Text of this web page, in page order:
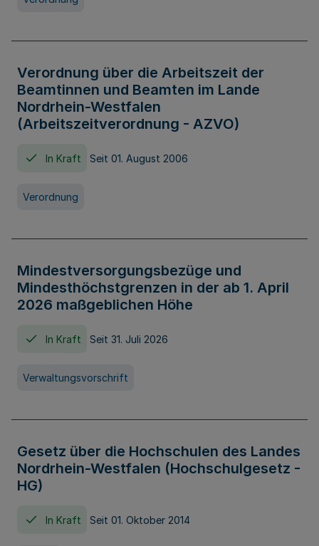
Verordnung über die Arbeitszeit der
Beamtinnen und Beamten im Lande
Nordrhein-Westfalen
(Arbeitszeitverordnung - AZVO)
In Kraft Seit 01. August 2006
Verordnung
Mindestversorgungsbezüge und
Mindesthöchstgrenzen in der ab 1. April
2026 maßgeblichen Höhe
In Kraft Seit 31. Juli 2026
Verwaltungsvorschrift
Gesetz über die Hochschulen des Landes
Nordrhein-Westfalen (Hochschulgesetz -
HG)
In Kraft Seit 01. Oktober 2014